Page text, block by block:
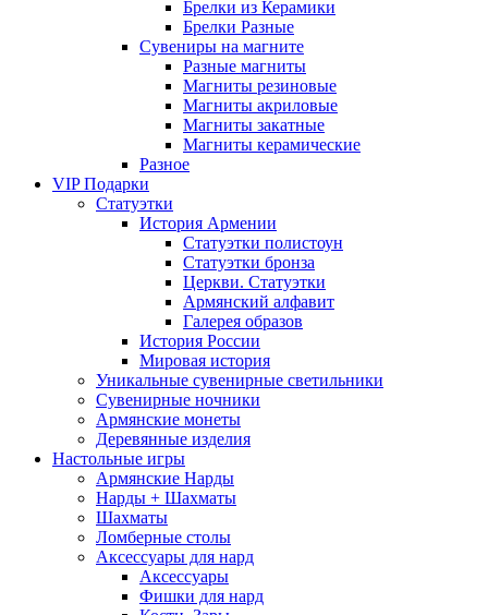
Брелки из Керамики
Брелки Разные
Сувениры на магните
Разные магниты
Магниты резиновые
Магниты акриловые
Магниты закатные
Магниты керамические
Разное
VIP Подарки
Статуэтки
История Армении
Статуэтки полистоун
Статуэтки бронза
Церкви. Статуэтки
Армянский алфавит
Галерея образов
История России
Мировая история
Уникальные сувенирные светильники
Сувенирные ночники
Армянские монеты
Деревянные изделия
Настольные игры
Армянские Нарды
Нарды + Шахматы
Шахматы
Ломберные столы
Аксессуары для нард
Аксессуары
Фишки для нард